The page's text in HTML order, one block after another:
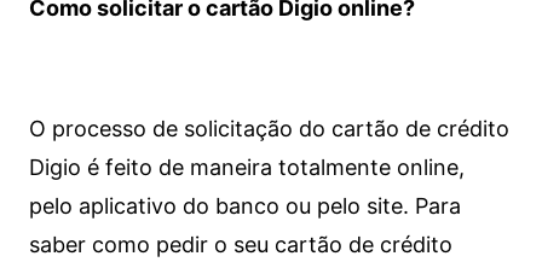
Como solicitar o cartão Digio online?
O processo de solicitação do cartão de crédito
Digio é feito de maneira totalmente online,
pelo aplicativo do banco ou pelo site. Para
saber como pedir o seu cartão de crédito